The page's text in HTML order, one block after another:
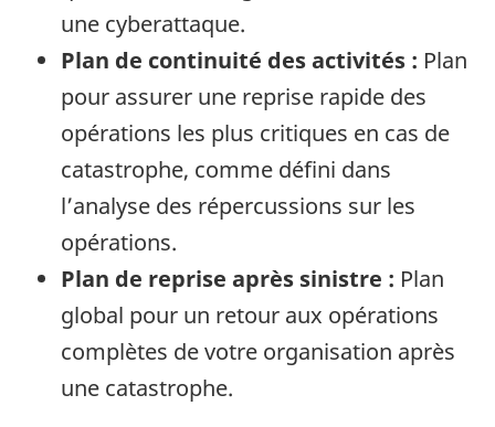
une cyberattaque.
Plan de continuité des activités : Plan
pour assurer une reprise rapide des
opérations les plus critiques en cas de
catastrophe, comme défini dans
l’analyse des répercussions sur les
opérations.
Plan de reprise après sinistre : Plan
global pour un retour aux opérations
complètes de votre organisation après
une catastrophe.